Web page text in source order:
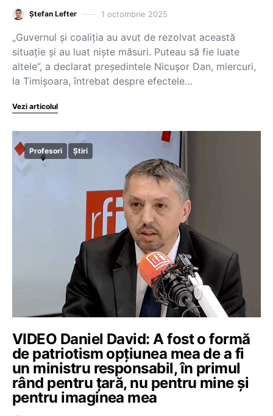
Ștefan Lefter 1 octombrie 2025
„Guvernul și coaliția au avut de rezolvat această
situație și au luat niște măsuri. Puteau să fie luate
altele”, a declarat președintele Nicușor Dan, miercuri,
la Timișoara, întrebat despre efectele…
Vezi articolul
Profesori Știri
VIDEO Daniel David: A fost o formă
de patriotism opțiunea mea de a fi
un ministru responsabil, în primul
rând pentru țară, nu pentru mine și
pentru imaginea mea